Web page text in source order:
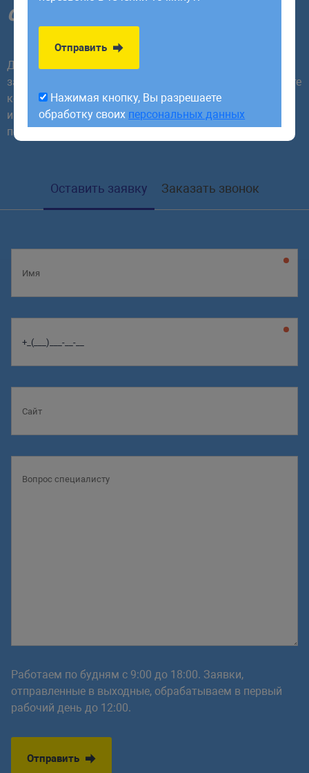
сегодня!
Для начала сотрудничества необходимо заполнить
заявку или заказать обратный звонок. В ответ получите
коммерческое предложение, которое будет содержать
индивидуальную стратегию с учетом требований и
поставленных задач
Оставить заявку Заказать звонок
Работаем по будням с 9:00 до 18:00. Заявки,
отправленные в выходные, обрабатываем в первый
рабочий день до 12:00.
Отправить
обработку своихперсональных данных
Отправить
Нажимая кнопку, Вы разрешаете
обработку своих персональных данных